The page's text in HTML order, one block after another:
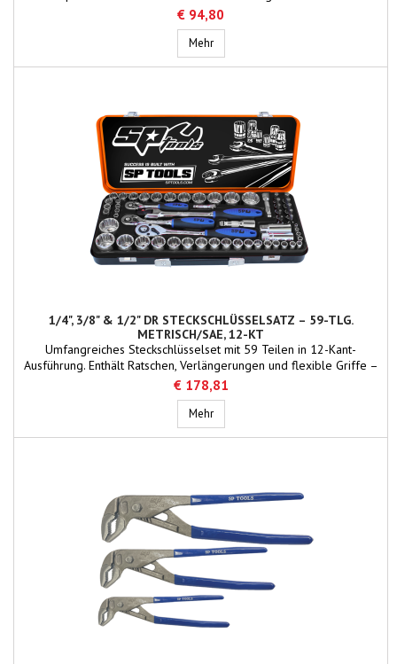
DrehmomentFlache Antriebstechnologie bietet maximalen Kontakt
und GriffigkeitRobuste dreifach verchromte, hochglanzpolierte
Oberflächen sorgen für eine einfache ReinigungDoppelte
Rändelung der Steckschlüsseleinsätze für...
€ 94,80
Mehr1/4" STECKSCHLÜSSELSATZ – 36-
1/4", 3/8" & 1/2" DR STECKSCHLÜSSELSATZ – 59-TLG.
METRISCH/SAE, 12-KT
Umfangreiches Steckschlüsselset mit 59 Teilen in 12-Kant-
Ausführung. Enthält Ratschen, Verlängerungen und flexible Griffe –
ideal für vielseitige Wartungs- und Reparaturarbeiten an Bord von
Schiffen.
€ 178,81
Mehr1/4", 3/8" & 1/2" DR